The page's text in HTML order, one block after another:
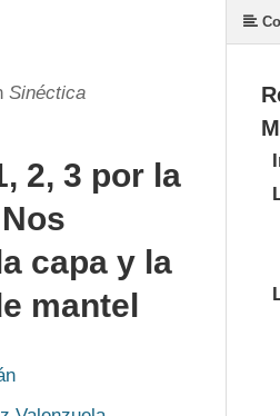
Sinéctica
2, 3 por la
capa y la
mantel